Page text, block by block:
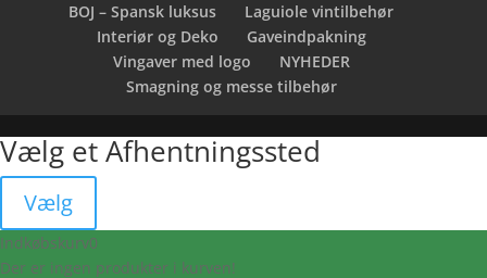
BOJ – Spansk luksus
Laguiole vintilbehør
Interiør og Deko
Gaveindpakning
Vingaver med logo
NYHEDER
Smagning og messe tilbehør
Vælg et Afhentningssted
Vælg
Indkøbskurv0
Der er ingen produkter i kurven!